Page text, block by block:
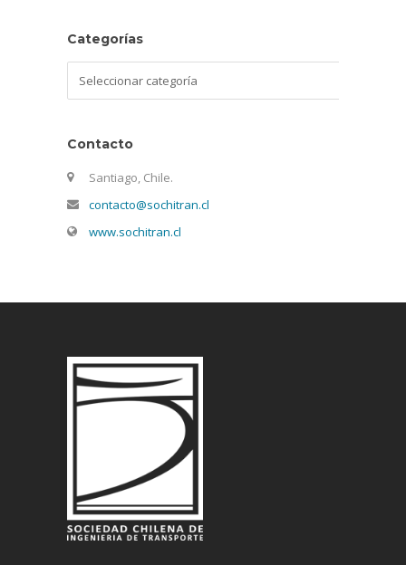
Categorías
Contacto
Santiago, Chile.
contacto@sochitran.cl
www.sochitran.cl